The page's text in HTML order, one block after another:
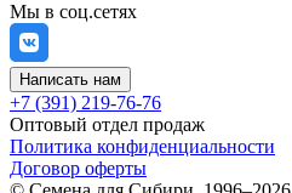
Мы в соц.сетях
Написать нам
+7 (391) 219-76-76
Оптовый отдел продаж
Политика конфиденциальности
Договор оферты